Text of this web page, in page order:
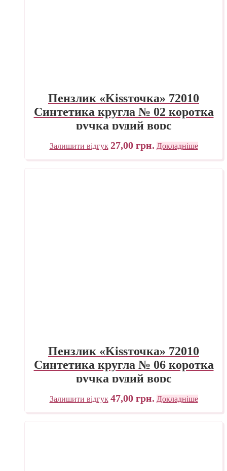
Пензлик «Kissточка» 72010
Синтетика кругла № 02 коротка
ручка рудий ворс
Залишити відгук 27,00 грн. Докладніше
Пензлик «Kissточка» 72010
Синтетика кругла № 06 коротка
ручка рудий ворс
Залишити відгук 47,00 грн. Докладніше